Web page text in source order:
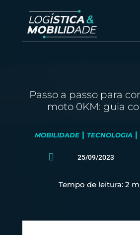
Passo a passo para
moto 0KM: guia
MOBILIDADE | TECNOLOGIA |
 25/09/2023
Tempo de leitura: 2